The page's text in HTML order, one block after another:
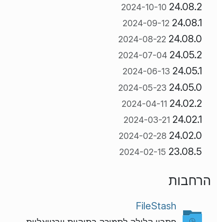
24.08.2
2024-10-10
24.08.1
2024-09-12
24.08.0
2024-08-22
24.05.2
2024-07-04
24.05.1
2024-06-13
24.05.0
2024-05-23
24.02.2
2024-04-11
24.02.1
2024-03-21
24.02.0
2024-02-28
23.08.5
2024-02-15
הרחבות
FileStash